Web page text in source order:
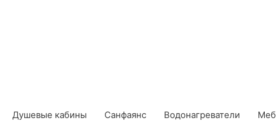
Душевые кабины Санфаянс Водонагреватели